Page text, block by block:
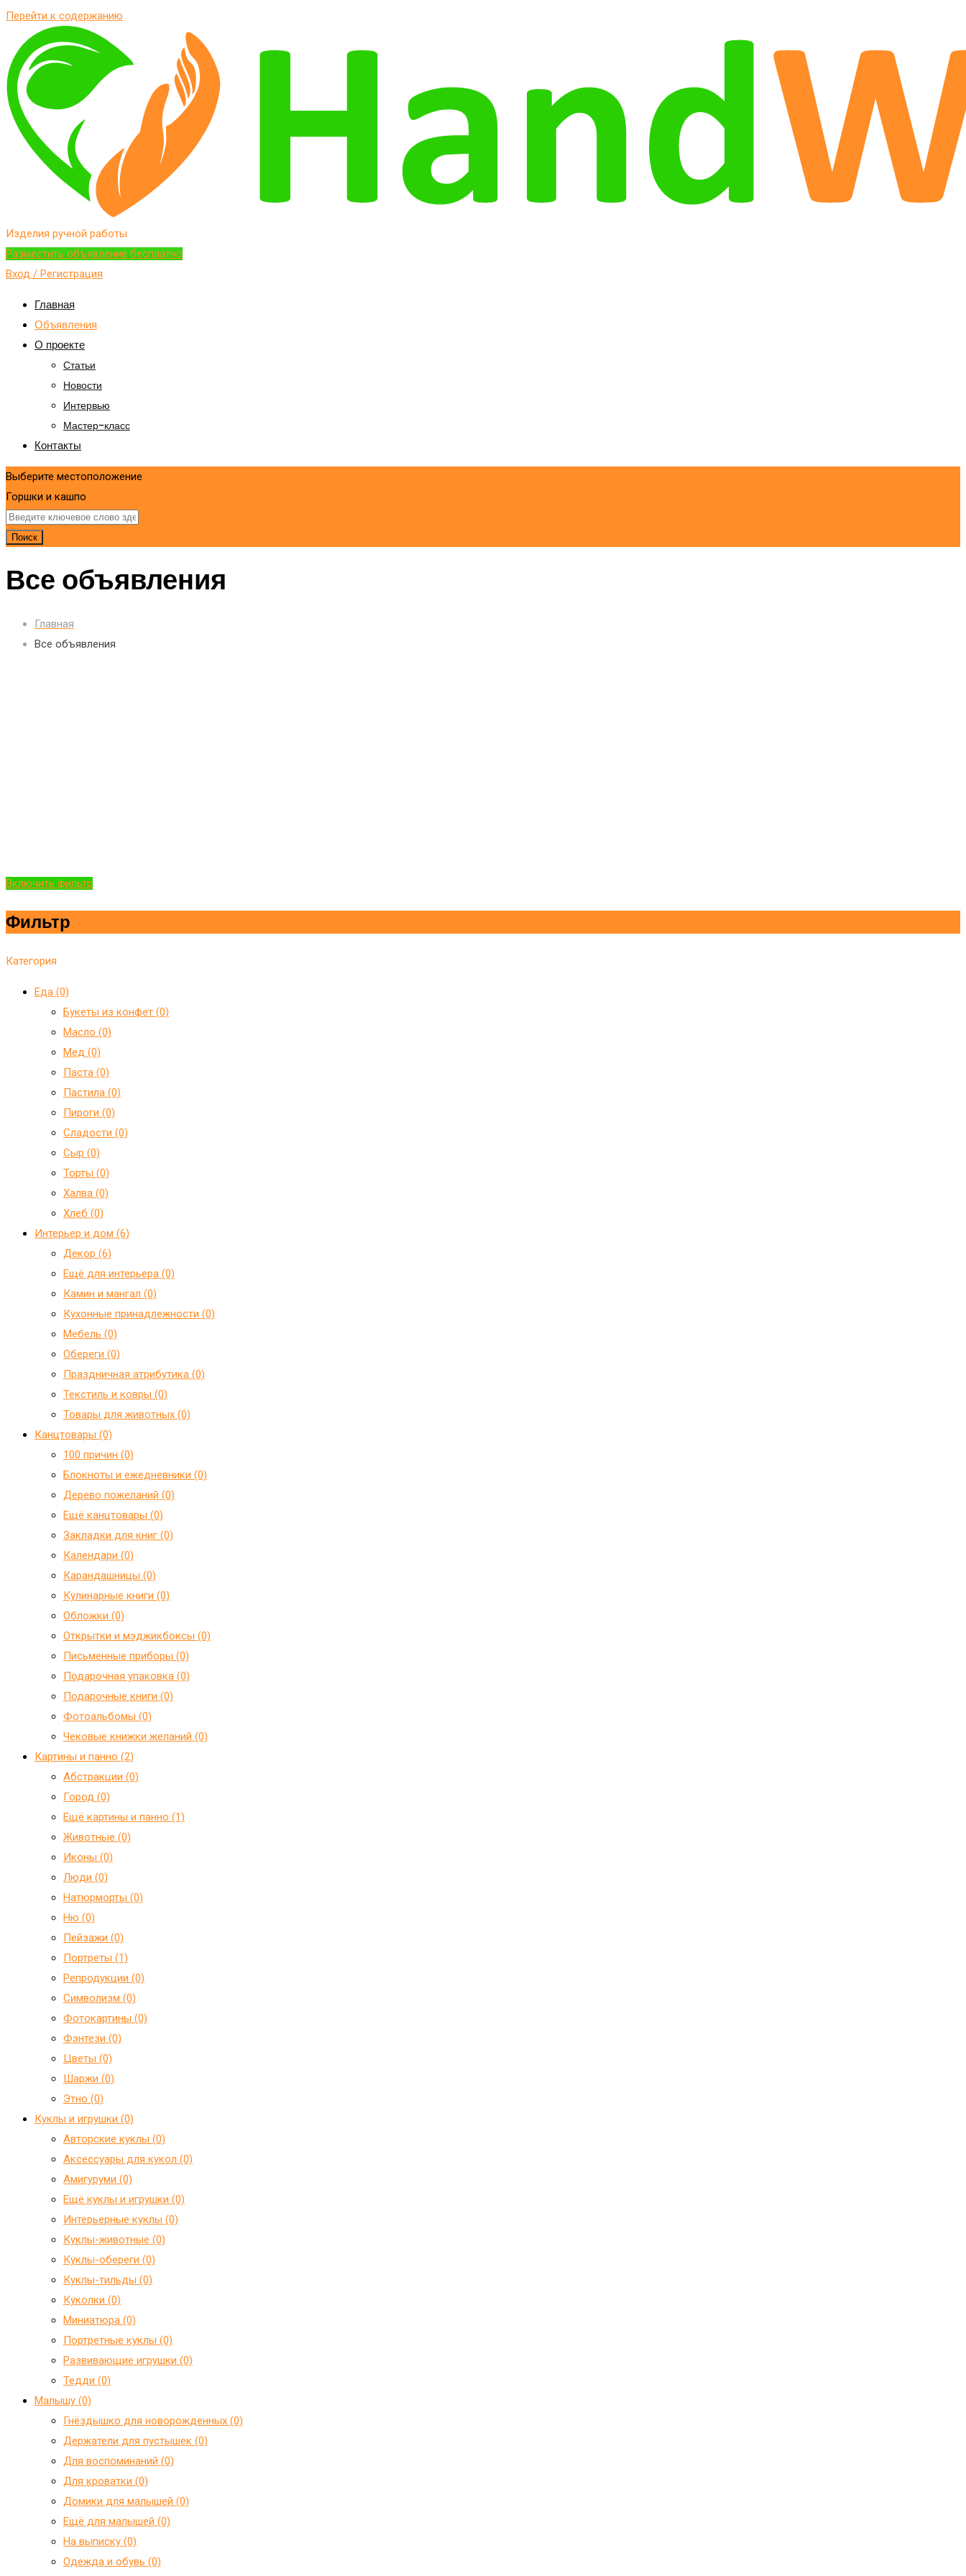
Перейти к содержанию
Изделия ручной работы
Разместить объявление бесплатно
Вход / Регистрация
Главная
Объявления
О проекте
Статьи
Новости
Интервью
Мастер-класс
Контакты
Выберите местоположение
Горшки и кашпо
Поиск
Все объявления
Главная
Все объявления
Включить фильтр
Фильтр
Категория
Еда (0)
Букеты из конфет (0)
Масло (0)
Мед (0)
Паста (0)
Пастила (0)
Пироги (0)
Сладости (0)
Сыр (0)
Торты (0)
Халва (0)
Хлеб (0)
Интерьер и дом (6)
Декор (6)
Ещё для интерьера (0)
Камин и мангал (0)
Кухонные принадлежности (0)
Мебель (0)
Обереги (0)
Праздничная атрибутика (0)
Текстиль и ковры (0)
Товары для животных (0)
Канцтовары (0)
100 причин (0)
Блокноты и ежедневники (0)
Дерево пожеланий (0)
Ещё канцтовары (0)
Закладки для книг (0)
Календари (0)
Карандашницы (0)
Кулинарные книги (0)
Обложки (0)
Открытки и мэджикбоксы (0)
Письменные приборы (0)
Подарочная упаковка (0)
Подарочные книги (0)
Фотоальбомы (0)
Чековые книжки желаний (0)
Картины и панно (2)
Абстракции (0)
Город (0)
Ещё картины и панно (1)
Животные (0)
Иконы (0)
Люди (0)
Натюрморты (0)
Ню (0)
Пейзажи (0)
Портреты (1)
Репродукции (0)
Символизм (0)
Фотокартины (0)
Фэнтези (0)
Цветы (0)
Шаржи (0)
Этно (0)
Куклы и игрушки (0)
Авторские куклы (0)
Аксессуары для кукол (0)
Амигуруми (0)
Ещё куклы и игрушки (0)
Интерьерные куклы (0)
Куклы-животные (0)
Куклы-обереги (0)
Куклы-тильды (0)
Куколки (0)
Миниатюра (0)
Портретные куклы (0)
Развивающие игрушки (0)
Тедди (0)
Малышу (0)
Гнёздышко для новорожденных (0)
Держатели для пустышек (0)
Для воспоминаний (0)
Для кроватки (0)
Домики для малышей (0)
Ещё для малышей (0)
На выписку (0)
Одежда и обувь (0)